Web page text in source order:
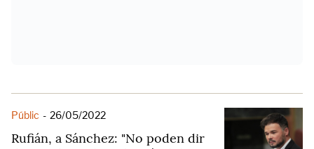
Públic - 26/05/2022
Rufián, a Sánchez: "No poden dir